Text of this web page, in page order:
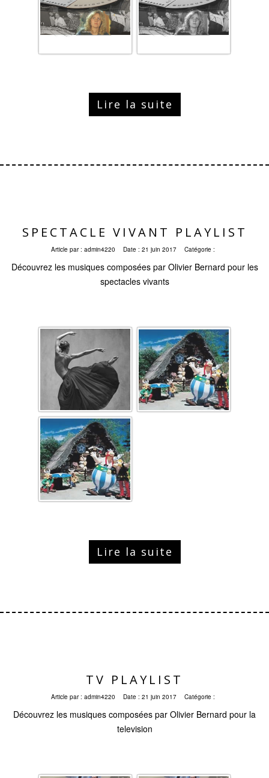
Lire la suite
SPECTACLE VIVANT PLAYLIST
Article par : admin4220 Date : 21 juin 2017 Catégorie :
Découvrez les musiques composées par Olivier Bernard pour les
spectacles vivants
Lire la suite
TV PLAYLIST
Article par : admin4220 Date : 21 juin 2017 Catégorie :
Découvrez les musiques composées par Olivier Bernard pour la
television